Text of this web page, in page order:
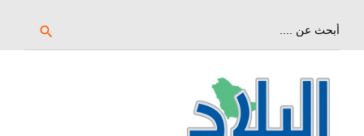
search